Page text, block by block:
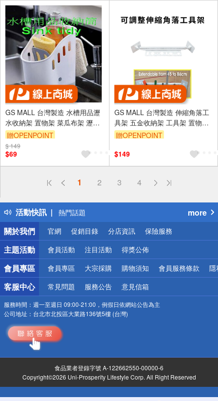
GS MALL 台灣製造 水槽用品瀝
水收納架 置物架 菜瓜布架 瀝水
架 收納桶 廚衛架 水槽架 收納架
水槽收納
贈OPENPOINT
$ 149
$69
GS MALL 台灣製造 伸縮角落工
具架 五金收納架 工具架 置物架
收納架 鉗子架 板手架 可調整伸
贈OPENPOINT
$149
1 2 3 4
活動快訊
偏遠地區配送
得獎公告
熱門話題
銀行優惠
偏遠地區配送
詐騙網頁！請小心！
more
關於我們
官網 促銷目錄 分店資訊 保險服務
主題活動 會員活動 注目活動 得獎公佈
會員專區 會員專區 大宗採購 購物須知 會員服務條款 隱
客服中心 常見問題 服務公告 意見信箱
服務時間： 週一至週日 09:00-21:00，例假日依網站公告為主
公司地址： 台北市北投區大業路136號5樓 (台灣)
食品業者登錄字號 A-122662550-00000-6
Copyright©2026 Uni-Prosperity Lifestyle Corp. All Right Reserved